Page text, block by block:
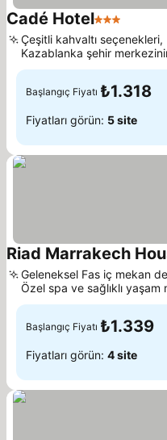
Cadé Hotel3 Yıldız
Çeşitli kahvaltı seçenekleri,
Kazablanka şehir
Başlangıç Fiyatı ₺1.318
Fiyatları görün: 5 site
Riad Marrakech
Geleneksel Fas iç mekan
Özel spa ve sağlıklı yaşam
Başlangıç Fiyatı ₺1.339
Fiyatları görün: 4 site